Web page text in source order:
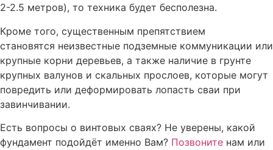
2-2.5 метров), то техника будет бесполезна.
Кроме того, существенным препятствием
становятся неизвестные подземные коммуникации или
крупные корни деревьев, а также наличие в грунте
крупных валунов и скальных прослоев, которые могут
повредить или деформировать лопасть сваи при
завинчивании.
Есть вопросы о винтовых сваях? Не уверены, какой
фундамент подойдёт именно Вам? Позвоните нам или